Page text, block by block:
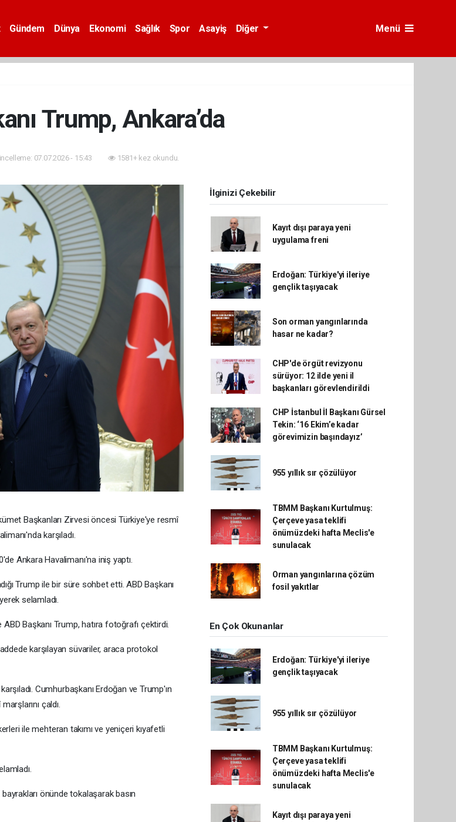
Gündem Dünya Ekonomi Sağlık Spor Asayiş Diğer Menü
Trump, Ankara’da
07.07.2026 - 15:43 1581+ kez okundu.
Başkanları Zirvesi öncesi Türkiye'ye resmî
karşıladı.
Ankara Havalimanı'na iniş yaptı.
Trump ile bir süre sohbet etti. ABD Başkanı
selamladı.
Başkanı Trump, hatıra fotoğrafı çektirdi.
karşılayan süvariler, araca protokol
Cumhurbaşkanı Erdoğan ve Trump'ın
çaldı.
ile mehteran takımı ve yeniçeri kıyafetli
önünde tokalaşarak basın
İlginizi Çekebilir
Kayıt dışı paraya yeni
uygulama freni
Erdoğan: Türkiye'yi ileriye
gençlik taşıyacak
Son orman yangınlarında
hasar ne kadar?
CHP'de örgüt revizyonu
sürüyor: 12 ilde yeni il
başkanları görevlendirildi
CHP İstanbul İl Başkanı Gürsel
Tekin: ‘16 Ekim’e kadar
görevimizin başındayız’
955 yıllık sır çözülüyor
TBMM Başkanı Kurtulmuş:
Çerçeve yasa teklifi
önümüzdeki hafta Meclis'e
sunulacak
Orman yangınlarına çözüm
fosil yakıtlar
En Çok Okunanlar
Erdoğan: Türkiye'yi ileriye
gençlik taşıyacak
955 yıllık sır çözülüyor
TBMM Başkanı Kurtulmuş:
Çerçeve yasa teklifi
önümüzdeki hafta Meclis'e
sunulacak
Kayıt dışı paraya yeni